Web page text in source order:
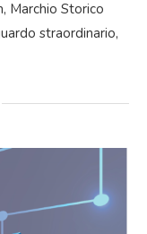
Marchio Storico
straordinario,